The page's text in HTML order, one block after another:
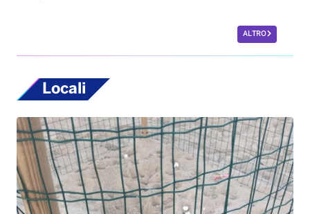
ALTRO
Locali